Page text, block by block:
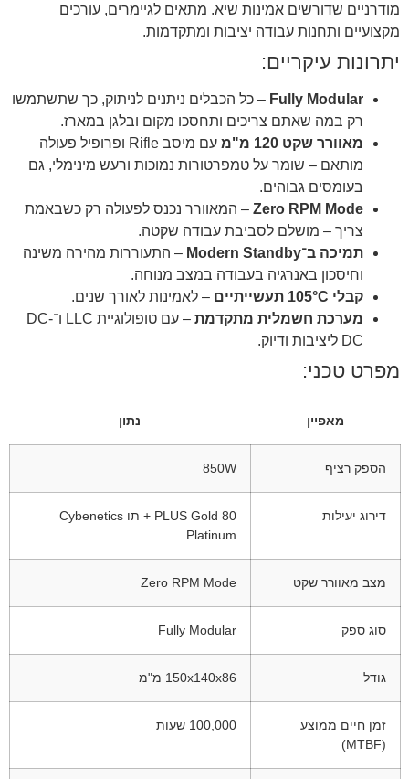
מודרניים שדורשים אמינות שיא. מתאים לגיימרים, עורכים
מקצועיים ותחנות עבודה יציבות ומתקדמות.
יתרונות עיקריים:
Fully Modular – כל הכבלים ניתנים לניתוק, כך שתשתמשו
רק במה שאתם צריכים ותחסכו מקום ובלגן במארז.
מאוורר שקט 120 מ"מ
עם מיסב Rifle ופרופיל פעולה
מותאם – שומר על טמפרטורות נמוכות ורעש מינימלי, גם
בעומסים גבוהים.
Zero RPM Mode – המאוורר נכנס לפעולה רק כשבאמת
צריך – מושלם לסביבת עבודה שקטה.
תמיכה ב־Modern Standby
– התעוררות מהירה משינה
וחיסכון באנרגיה בעבודה במצב מנוחה.
קבלי 105°C תעשייתיים
– לאמינות לאורך שנים.
מערכת חשמלית מתקדמת
– עם טופולוגיית LLC ו־DC-
DC ליציבות ודיוק.
מפרט טכני:
מאפיין נתון
הספק רציף 850W
דירוג יעילות
80 PLUS Gold + תו Cybenetics
Platinum
מצב מאוורר שקט Zero RPM Mode
סוג ספק Fully Modular
גודל 150x140x86 מ"מ
זמן חיים ממוצע
(MTBF)
100,000 שעות